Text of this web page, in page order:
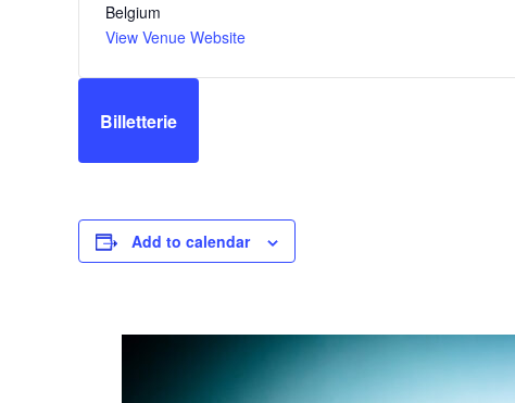
Belgium
View Venue Website
Billetterie
Add to calendar